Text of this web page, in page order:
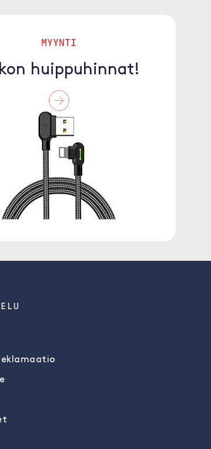
MYYNTI
huippuhinnat!